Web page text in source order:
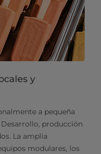
y
a pequeña
producción
La amplia
modulares, los